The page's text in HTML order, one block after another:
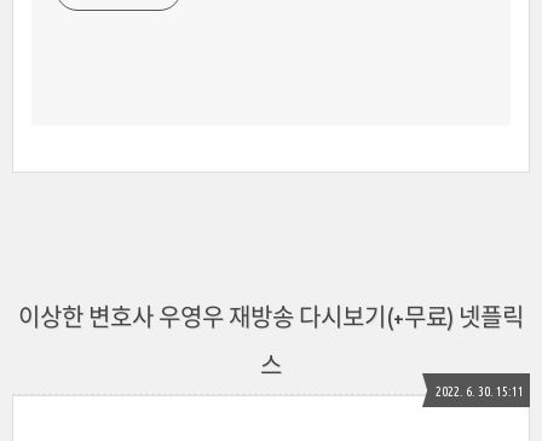
이상한 변호사 우영우 재방송 다시보기(+무료) 넷플릭
스
2022. 6. 30. 15:11